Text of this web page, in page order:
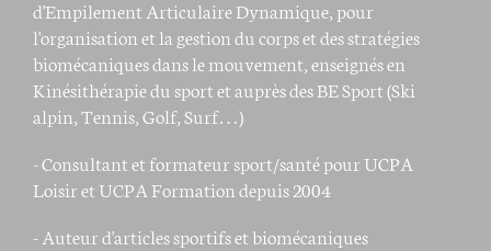
d'Empilement Articulaire Dynamique, pour
l'organisation et la gestion du corps et des stratégies
biomécaniques dans le mouvement, enseignés en
Kinésithérapie du sport et auprès des BE Sport (Ski
alpin, Tennis, Golf, Surf…)
- Consultant et formateur sport/santé pour UCPA
Loisir et UCPA Formation depuis 2004
- Auteur d'articles sportifs et biomécaniques